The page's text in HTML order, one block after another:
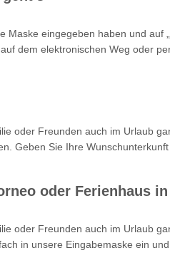
eingegeben haben und
dem elektronischen Weg oder
oder Freunden auch im Urlaub
Geben Sie Ihre
oder Ferienhaus in
oder Freunden auch im Urlaub
in unsere Eingabemaske ein